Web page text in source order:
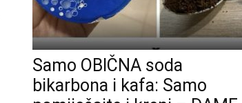
Samo OBIČNA soda
bikarbona i kafa: Samo